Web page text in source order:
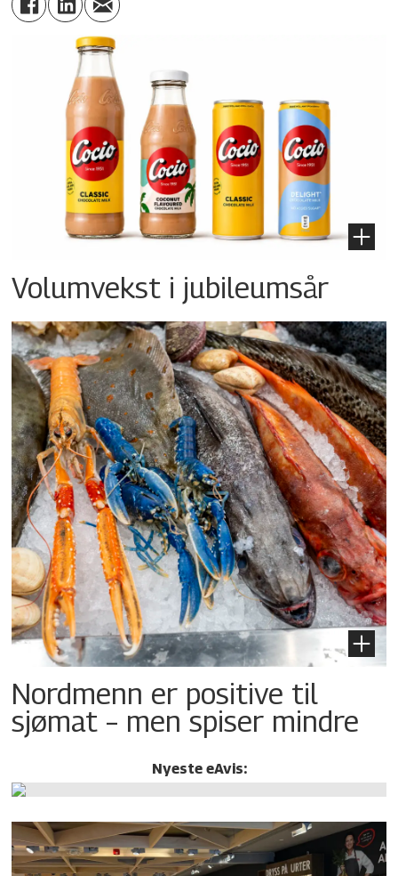
Volumvekst i jubileumsår
Nordmenn er positive til
sjømat – men spiser mindre
Nyeste eAvis: